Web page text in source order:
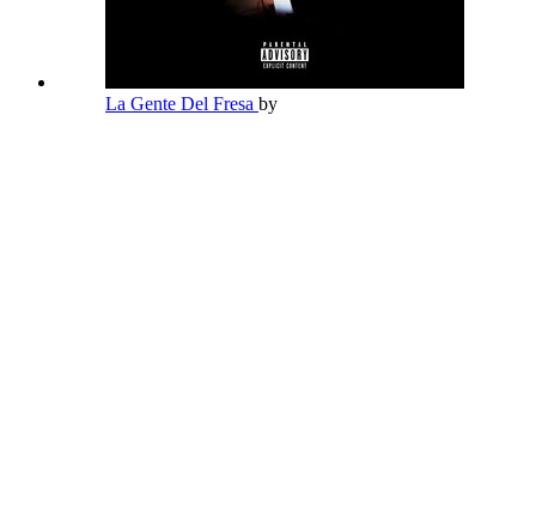
La Gente Del Fresa by